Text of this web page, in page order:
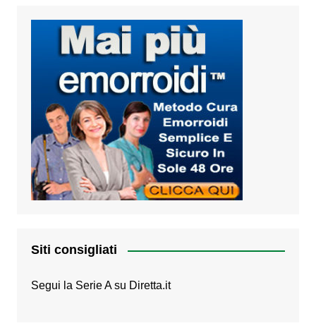
Siti consigliati
Segui la Serie A su Diretta.it